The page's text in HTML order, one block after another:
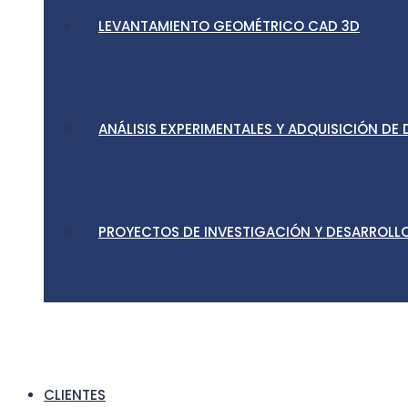
LEVANTAMIENTO GEOMÉTRICO CAD 3D
ANÁLISIS EXPERIMENTALES Y ADQUISICIÓN DE
PROYECTOS DE INVESTIGACIÓN Y
CLIENTES